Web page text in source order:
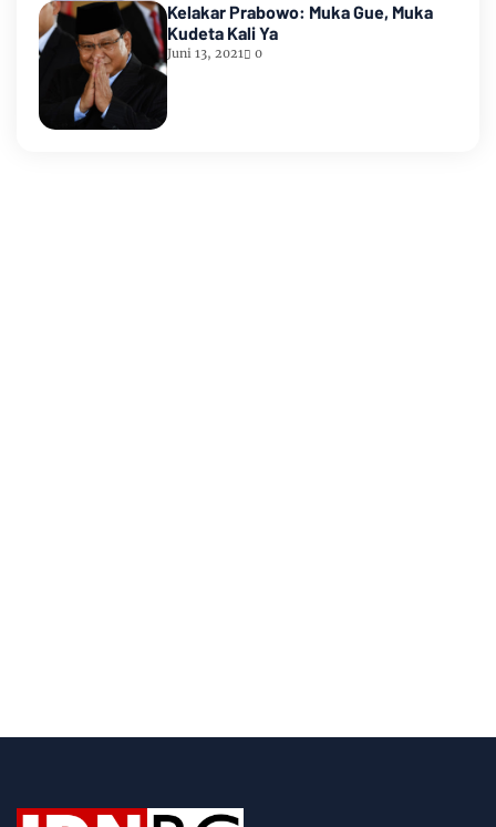
Kelakar Prabowo: Muka Gue, Muka
Kudeta Kali Ya
Juni 13, 2021 0